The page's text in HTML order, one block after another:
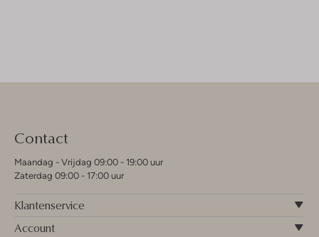
Contact
Maandag - Vrijdag 09:00 - 19:00 uur
Zaterdag 09:00 - 17:00 uur
Klantenservice
Account